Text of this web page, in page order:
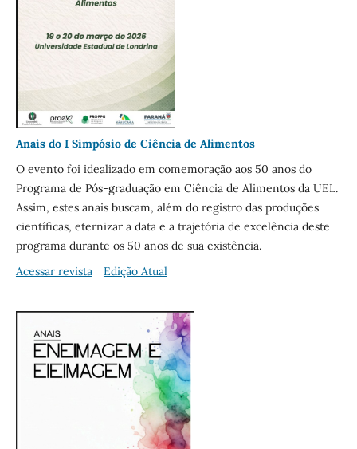
Anais do I Simpósio de Ciência de Alimentos
O evento foi idealizado em comemoração aos 50 anos do
Programa de Pós-graduação em Ciência de Alimentos da UEL.
Assim, estes anais buscam, além do registro das produções
científicas, eternizar a data e a trajetória de excelência deste
programa durante os 50 anos de sua existência.
Acessar revista
Edição Atual